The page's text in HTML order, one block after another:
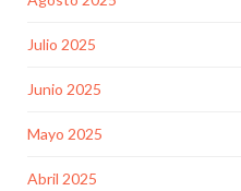
Julio 2025
Junio 2025
Mayo 2025
Abril 2025